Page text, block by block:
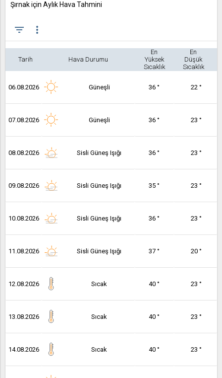
Şırnak için Aylık Hava Tahmini
filter_list more_vert
Tarih Hava Durumu
En
Yüksek
Sıcaklık
En
Düşük
Sıcaklık
06.08.2026 Güneşli 36 ° 22 °
07.08.2026 Güneşli 36 ° 23 °
08.08.2026 Sisli Güneş Işığı 36 ° 23 °
09.08.2026 Sisli Güneş Işığı 35 ° 23 °
10.08.2026 Sisli Güneş Işığı 36 ° 23 °
11.08.2026 Sisli Güneş Işığı 37 ° 20 °
12.08.2026 Sıcak 40 ° 23 °
13.08.2026 Sıcak 40 ° 23 °
14.08.2026 Sıcak 40 ° 23 °